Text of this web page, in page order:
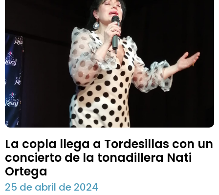
La copla llega a Tordesillas con un
concierto de la tonadillera Nati
Ortega
25 de abril de 2024